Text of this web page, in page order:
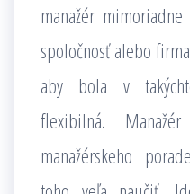
manažér
spoločnosť alebo
aby bola v
flexibilná.
manažérskeho